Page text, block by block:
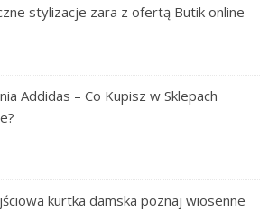
stylizacje zara z ofertą Butik online
Addidas – Co Kupisz w Sklepach
kurtka damska poznaj wiosenne